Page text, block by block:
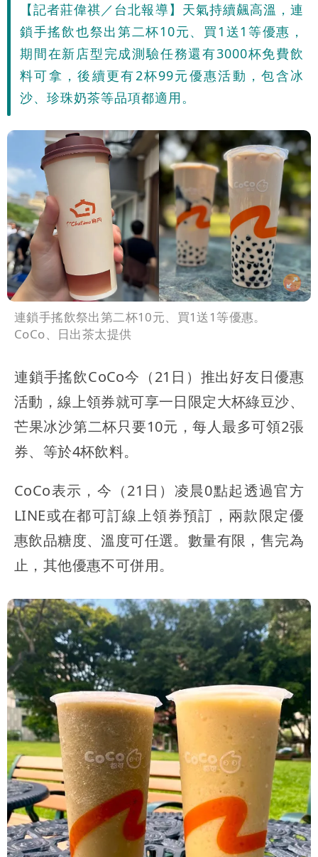
東！漲租→續約前翻臉→存證信逼遷
Summer火大（壹蘋10點強打）
苦茶癌油｜威加2老闆交保！採購、中間
商羈押禁見
廉航新規「頭頂置物櫃收費」 網崩潰：
上廁所多少？
白海豚路徑變了！專家：離台又更近 暴
＋限居
UNIQLO涼感衣不涼？店員揭「洗標編
號」藏玄機
國家隊戰績！投資報酬率飆81％ 台積
電一檔狂賺76億
賴清德「總統級嘲諷」嗆爆盧秀燕！8年
總帳一次掀翻
70歲姜厚任攜小2輪女友現身！交往原因
超Man
駐英台北代表處徵助理 薪資99K！工作
內容讓人看傻
白海豚明恐海警！全台大雨3天「這區下
說話了
【記者莊偉祺／台北報導】天氣持續飆高溫，連
鎖手搖飲也祭出第二杯10元、買1送1等優惠，
期間在新店型完成測驗任務還有3000杯免費飲
料可拿，後續更有2杯99元優惠活動，包含冰
沙、珍珠奶茶等品項都適用。
連鎖手搖飲祭出第二杯10元、買1送1等優惠。
CoCo、日出茶太提供
連鎖手搖飲CoCo今（21日）推出好友日優惠
活動，線上領券就可享一日限定大杯綠豆沙、
芒果冰沙第二杯只要10元，每人最多可領2張
券、等於4杯飲料。
CoCo表示，今（21日）凌晨0點起透過官方
LINE或在都可訂線上領券預訂，兩款限定優
惠飲品糖度、溫度可任選。數量有限，售完為
止，其他優惠不可併用。